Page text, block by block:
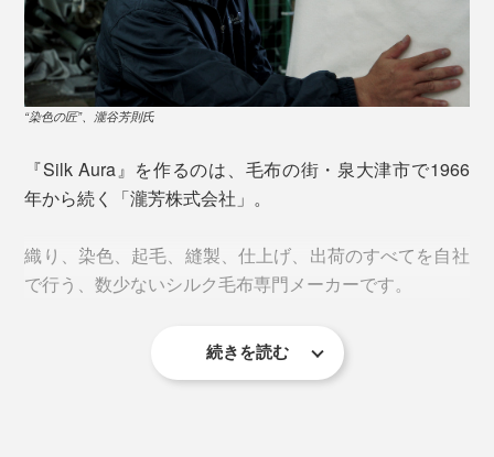
ます。
ロールブラシのような起毛針でブラッシングするごと
の緻密な工程を経て、肌ざわりは極限までなめらかに。
毛布に命が吹き込まれます。
同じシルクを使ったとしても、“起毛の匠”の手にかかる
と、仕上がりには歴然とした差が。
“染色の匠”、瀧谷芳則氏
『Silk Aura』を作るのは、毛布の街・泉大津市で1966
年から続く「瀧芳株式会社」。
織り、染色、起毛、縫製、仕上げ、出荷のすべてを自社
で行う、数少ないシルク毛布専門メーカーです。
続きを読む